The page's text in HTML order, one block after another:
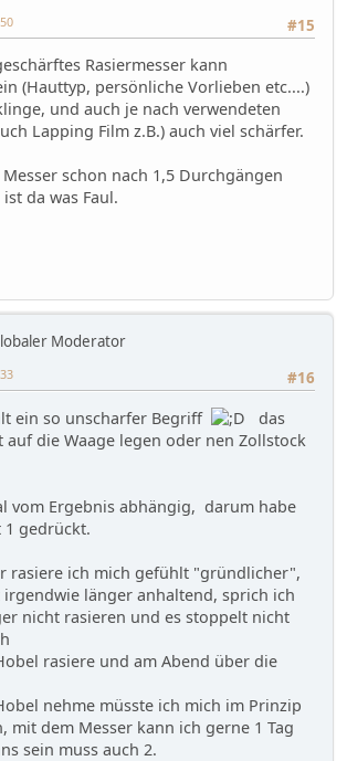
#15
Rasiermesser kann
(Hauttyp, persönliche Vorlieben etc....)
und auch je nach verwendeten
Lapping Film z.B.) auch viel schärfer.
schon nach 1,5 Durchgängen
da was Faul.
Moderator
#16
ein so unscharfer Begriff
das
auf die Waage legen oder nen Zollstock
vom Ergebnis abhängig, darum habe
gedrückt.
rasiere ich mich gefühlt "gründlicher",
länger anhaltend, sprich ich
nicht rasieren und es stoppelt nicht
rasiere und am Abend über die
nehme müsste ich mich im Prinzip
mit dem Messer kann ich gerne 1 Tag
sein muss auch 2.